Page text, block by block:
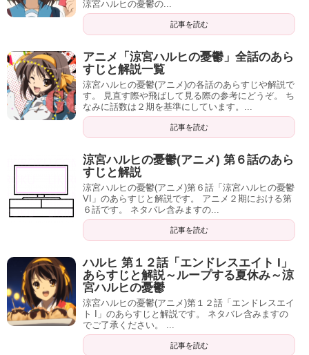
涼宮ハルヒの憂鬱の...
記事を読む
アニメ「涼宮ハルヒの憂鬱」全話のあら
すじと解説一覧
涼宮ハルヒの憂鬱(アニメ)の各話のあらすじや解説で
す。 見直す際や飛ばして見る際の参考にどうぞ。 ち
なみに話数は２期を基準にしています。...
記事を読む
涼宮ハルヒの憂鬱(アニメ) 第６話のあら
すじと解説
涼宮ハルヒの憂鬱(アニメ)第６話「涼宮ハルヒの憂鬱
VI」のあらすじと解説です。 アニメ２期における第
６話です。 ネタバレ含みますの...
記事を読む
ハルヒ 第１２話「エンドレスエイト I」
あらすじと解説～ループする夏休み～涼
宮ハルヒの憂鬱
涼宮ハルヒの憂鬱(アニメ)第１２話「エンドレスエイ
ト I」のあらすじと解説です。 ネタバレ含みますの
でご了承ください。 ...
記事を読む